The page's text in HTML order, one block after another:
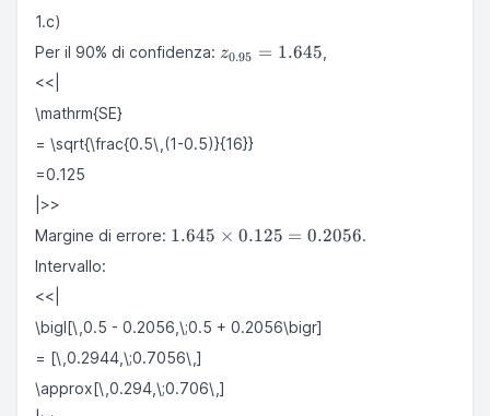
1.c)
Per il 90% di confidenza: z_{0.95}=1.645
z0.95 = 1.645
<<|
\mathrm{SE}
= \sqrt{\frac{0.5\,(1-0.5)}{16}}
=0.125
|>>
Margine di errore: 1.645
0.2056
1.645 × 0.125 = 0.2056.
Intervallo:
<<|
\bigl[\,0.5 - 0.2056,\;0.5 + 0.2056\bigr]
= [\,0.2944,\;0.7056\,]
\approx[\,0.294,\;0.706\,]